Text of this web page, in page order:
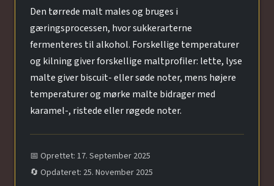
Den tørrede malt males og bruges i
gæringsprocessen, hvor sukkerarterne
fermenteres til alkohol. Forskellige temperaturer
og kilning giver forskellige maltprofiler: lette, lyse
malte giver biscuit- eller søde noter, mens højere
temperaturer og mørke malte bidrager med
karamel-, ristede eller røgede noter.
📅 Oprettet: 17. September 2025
🔄 Opdateret: 25. November 2025